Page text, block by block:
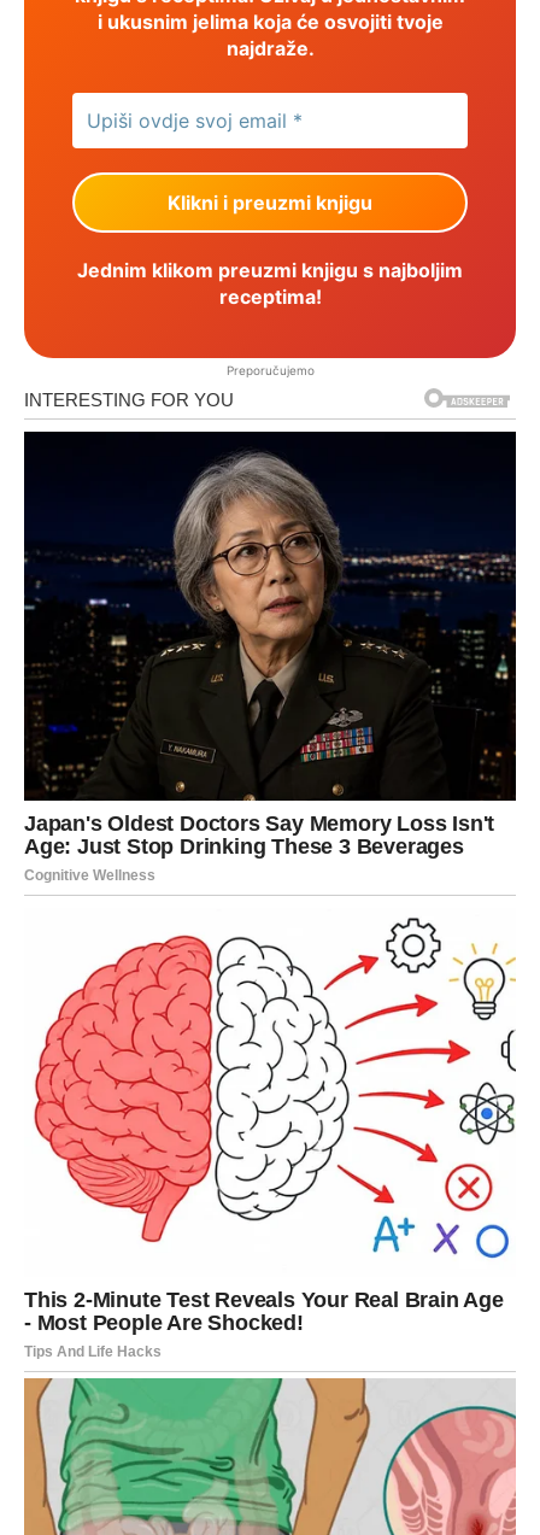
i ukusnim jelima koja će osvojiti tvoje
najdraže.
Jednim klikom preuzmi knjigu s najboljim
receptima!
Preporučujemo